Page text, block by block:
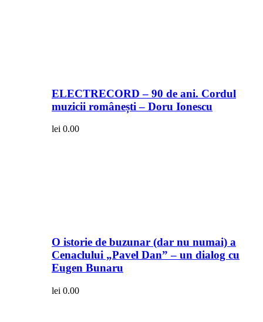
ELECTRECORD – 90 de ani. Cordul
muzicii românești – Doru Ionescu
lei 0.00
O istorie de buzunar (dar nu numai) a
Cenaclului „Pavel Dan” – un dialog cu
Eugen Bunaru
lei 0.00